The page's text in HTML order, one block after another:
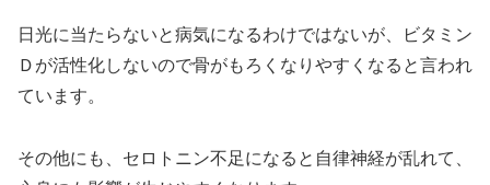
日光に当たらないと病気になるわけではないが、ビタミン
Ｄが活性化しないので骨がもろくなりやすくなると言われ
ています。
その他にも、セロトニン不足になると自律神経が乱れて、